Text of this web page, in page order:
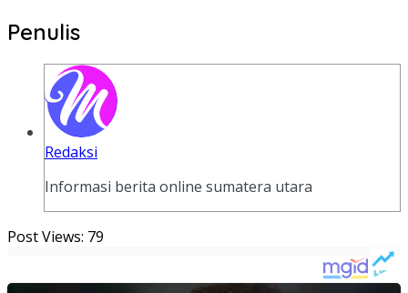
Penulis
Redaksi
Informasi berita online sumatera utara
Post Views: 79